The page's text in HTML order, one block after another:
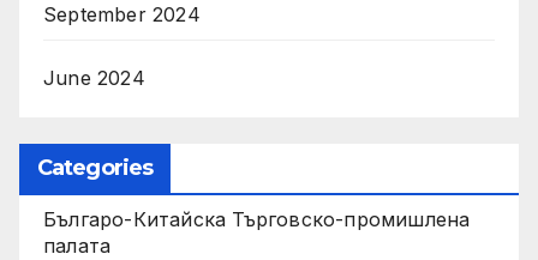
September 2024
June 2024
Categories
Българо-Китайска Търговско-промишлена
палaта